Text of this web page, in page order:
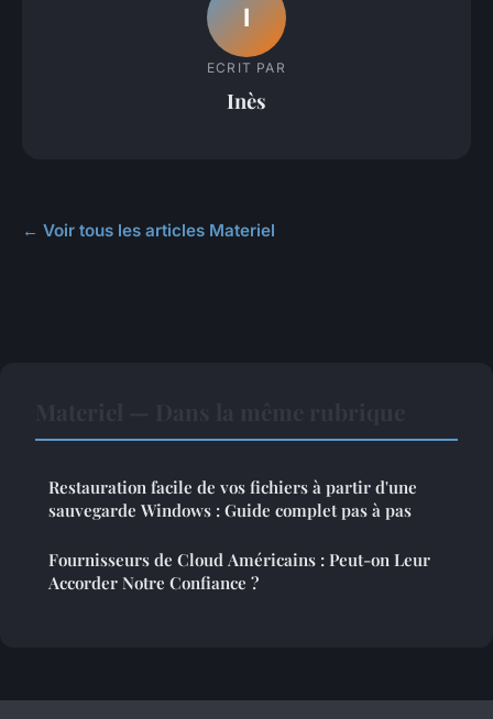
I
ECRIT PAR
Inès
← Voir tous les articles Materiel
Restauration facile de vos fichiers à partir d'une
sauvegarde Windows : Guide complet pas à pas
Fournisseurs de Cloud Américains : Peut-on Leur
Accorder Notre Confiance ?